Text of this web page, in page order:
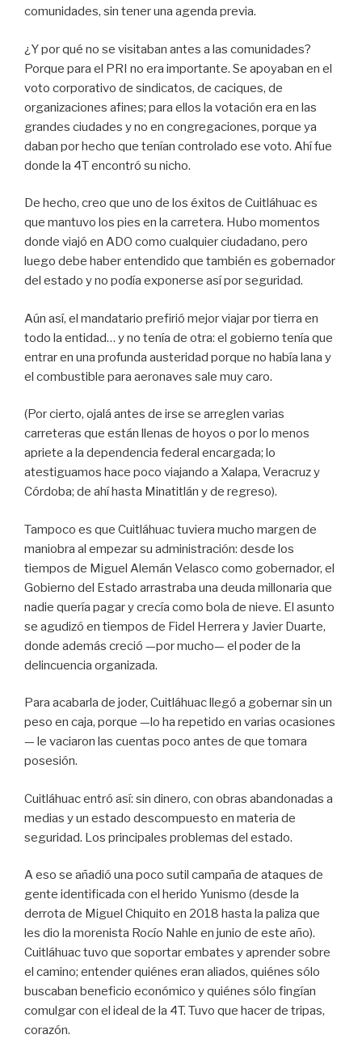
comunidades, sin tener una agenda previa.
¿Y por qué no se visitaban antes a las comunidades?
Porque para el PRI no era importante. Se apoyaban en el
voto corporativo de sindicatos, de caciques, de
organizaciones afines; para ellos la votación era en las
grandes ciudades y no en congregaciones, porque ya
daban por hecho que tenían controlado ese voto. Ahí fue
donde la 4T encontró su nicho.
De hecho, creo que uno de los éxitos de Cuitláhuac es
que mantuvo los pies en la carretera. Hubo momentos
donde viajó en ADO como cualquier ciudadano, pero
luego debe haber entendido que también es gobernador
del estado y no podía exponerse así por seguridad.
Aún así, el mandatario prefirió mejor viajar por tierra en
todo la entidad… y no tenía de otra: el gobierno tenía que
entrar en una profunda austeridad porque no había lana y
el combustible para aeronaves sale muy caro.
(Por cierto, ojalá antes de irse se arreglen varias
carreteras que están llenas de hoyos o por lo menos
apriete a la dependencia federal encargada; lo
atestiguamos hace poco viajando a Xalapa, Veracruz y
Córdoba; de ahí hasta Minatitlán y de regreso).
Tampoco es que Cuitláhuac tuviera mucho margen de
maniobra al empezar su administración: desde los
tiempos de Miguel Alemán Velasco como gobernador, el
Gobierno del Estado arrastraba una deuda millonaria que
nadie quería pagar y crecía como bola de nieve. El asunto
se agudizó en tiempos de Fidel Herrera y Javier Duarte,
donde además creció —por mucho— el poder de la
delincuencia organizada.
Para acabarla de joder, Cuitláhuac llegó a gobernar sin un
peso en caja, porque —lo ha repetido en varias ocasiones
— le vaciaron las cuentas poco antes de que tomara
posesión.
Cuitláhuac entró así: sin dinero, con obras abandonadas a
medias y un estado descompuesto en materia de
seguridad. Los principales problemas del estado.
A eso se añadió una poco sutil campaña de ataques de
gente identificada con el herido Yunismo (desde la
derrota de Miguel Chiquito en 2018 hasta la paliza que
les dio la morenista Rocío Nahle en junio de este año).
Cuitláhuac tuvo que soportar embates y aprender sobre
el camino; entender quiénes eran aliados, quiénes sólo
buscaban beneficio económico y quiénes sólo fingían
comulgar con el ideal de la 4T. Tuvo que hacer de tripas,
corazón.